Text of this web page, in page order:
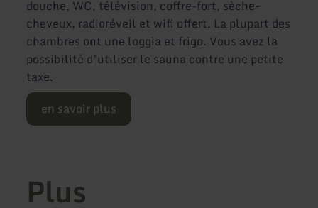
douche, WC, télévision, coffre-fort, sèche-
cheveux, radioréveil et wifi offert. La plupart des
chambres ont une loggia et frigo. Vous avez la
possibilité d’utiliser le sauna contre une petite
taxe.
en savoir plus
Plus